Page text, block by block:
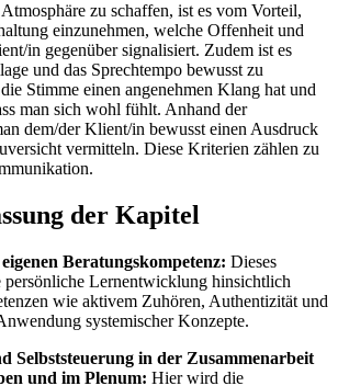
zu schaffen, ist es vom Vorteil,
einzunehmen, welche Offenheit und
in gegenüber signalisiert. Zudem ist es
und das Sprechtempo bewusst zu
Stimme einen angenehmen Klang hat und
man sich wohl fühlt. Anhand der
dem/der Klient/in bewusst einen Ausdruck
vermitteln. Diese Kriterien zählen zu
der Kapitel
Beratungskompetenz: Dieses
Lernentwicklung hinsichtlich
wie aktivem Zuhören, Authentizität und
systemischer Konzepte.
Selbststeuerung in der Zusammenarbeit
und im Plenum: Hier wird die